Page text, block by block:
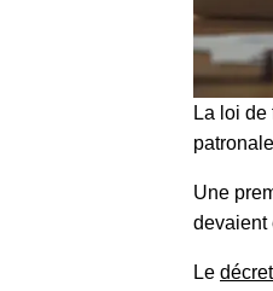
La loi
Une
devaient
Le